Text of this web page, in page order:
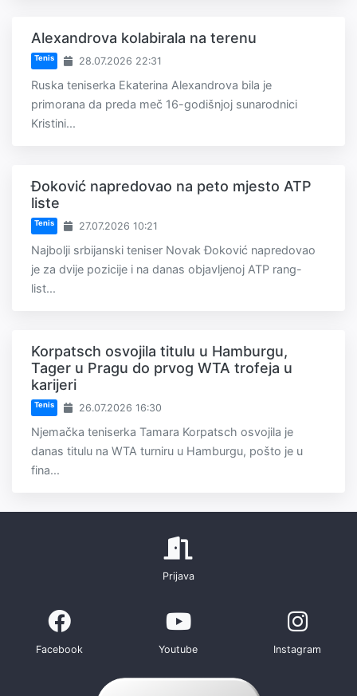
Alexandrova kolabirala na terenu
Tenis 28.07.2026 22:31
Ruska teniserka Ekaterina Alexandrova bila je
primorana da preda meč 16-godišnjoj sunarodnici
Kristini...
Đoković napredovao na peto mjesto ATP
liste
Tenis 27.07.2026 10:21
Najbolji srbijanski teniser Novak Đoković napredovao
je za dvije pozicije i na danas objavljenoj ATP rang-
list...
Korpatsch osvojila titulu u Hamburgu,
Tager u Pragu do prvog WTA trofeja u
karijeri
Tenis 26.07.2026 16:30
Njemačka teniserka Tamara Korpatsch osvojila je
danas titulu na WTA turniru u Hamburgu, pošto je u
fina...
Prijava
Facebook Youtube Instagram